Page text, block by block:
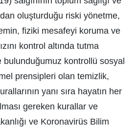
oluşturduğu riski yönetme,
fiziki mesafeyi koruma ve
kontrol altında tutma
bulunduğumuz kontrollü sosyal
prensipleri olan temizlik,
yanı sıra hayatın her
gereken kurallar ve
ve Koronavirüs Bilim